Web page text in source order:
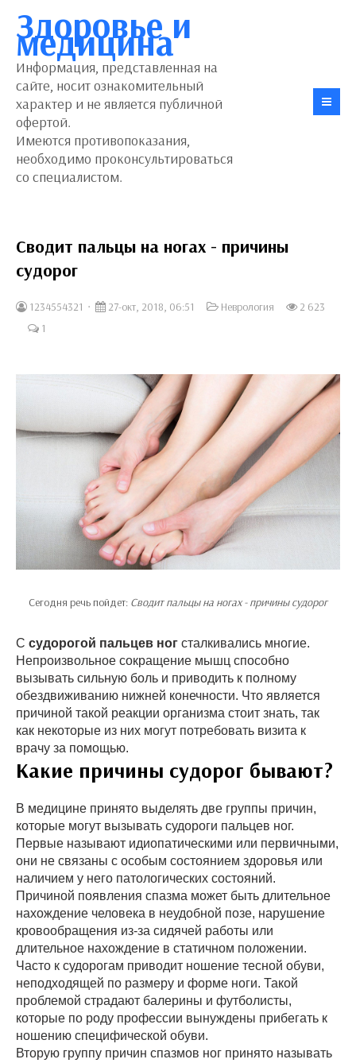
Здоровье и
медицина
Информация, представленная на
сайте, носит ознакомительный
характер и не является публичной
офертой.
Имеются противопоказания,
необходимо проконсультироваться
со специалистом.
Сводит пальцы на ногах - причины
судорог
1234554321 27-окт, 2018, 06:51 Неврология
2 623
1
Сегодня речь пойдет: Сводит пальцы на ногах - причины судорог
С судорогой пальцев ног сталкивались многие.
Непроизвольное сокращение мышц способно
вызывать сильную боль и приводить к полному
обездвиживанию нижней конечности. Что является
причиной такой реакции организма стоит знать, так
как некоторые из них могут потребовать визита к
врачу за помощью.
Какие причины судорог бывают?
В медицине принято выделять две группы причин,
которые могут вызывать судороги пальцев ног.
Первые называют идиопатическими или первичными,
они не связаны с особым состоянием здоровья или
наличием у него патологических состояний.
Причиной появления спазма может быть длительное
нахождение человека в неудобной позе, нарушение
кровообращения из-за сидячей работы или
длительное нахождение в статичном положении.
Часто к судорогам приводит ношение тесной обуви,
неподходящей по размеру и форме ноги. Такой
проблемой страдают балерины и футболисты,
которые по роду профессии вынуждены прибегать к
ношению специфической обуви.
Вторую группу причин спазмов ног принято называть